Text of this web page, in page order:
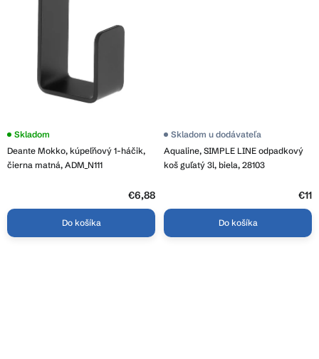
Deante Mokko, kúpeľňový 1-háčik,
čierna matná, ADM_N111
Skladom
€6,88
Do košíka
Aqualine, SIMPLE LINE odpadkový
koš guľatý 3l, biela, 28103
Priemerné
produktu
je
Skladom u dodávateľa
€11
Do košíka